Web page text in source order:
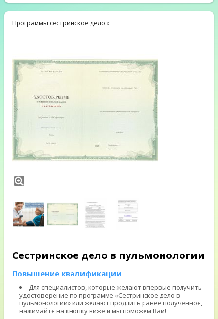
Программы сестринское дело »
Сестринское дело в пульмонологии
Повышение квалификации
Для специалистов, которые желают впервые получить
удостоверение по программе «Сестринское дело в
пульмонологии» или желают продлить ранее полученное,
нажимайте на кнопку ниже и мы поможем Вам!